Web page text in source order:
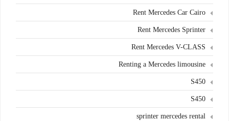
Rent Mercedes Car Cairo
Rent Mercedes Sprinter
Rent Mercedes V-CLASS
Renting a Mercedes limousine
S450
S450
sprinter mercedes rental